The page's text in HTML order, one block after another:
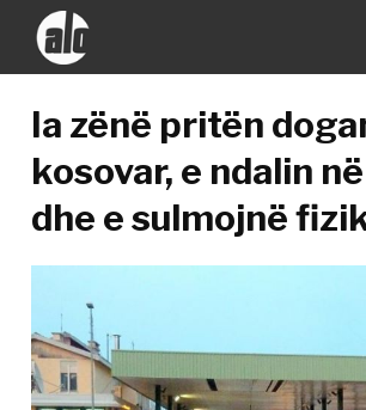
Ia zënë pritën
kosovar, e ndalin
dhe e sulmojnë